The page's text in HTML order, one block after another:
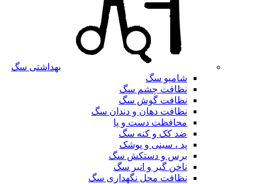
بهداشتی سگ
شامپو سگ
نظافت چشم سگ
نظافت گوش سگ
نظافت دهان و دندان سگ
محافظت دست و پا
ضد کک و کنه سگ
پد ، سینی و پوشک
برس و دستکش سگ
ناخن گیر و انبر سگ
نظافت محل نگهداری سگ